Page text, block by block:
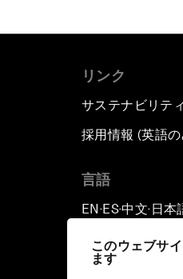
このウェブサ
ます
リンク
サステナビリテ
採用情報 (英語の
言語
EN ▪ES▪中文▪ 日本